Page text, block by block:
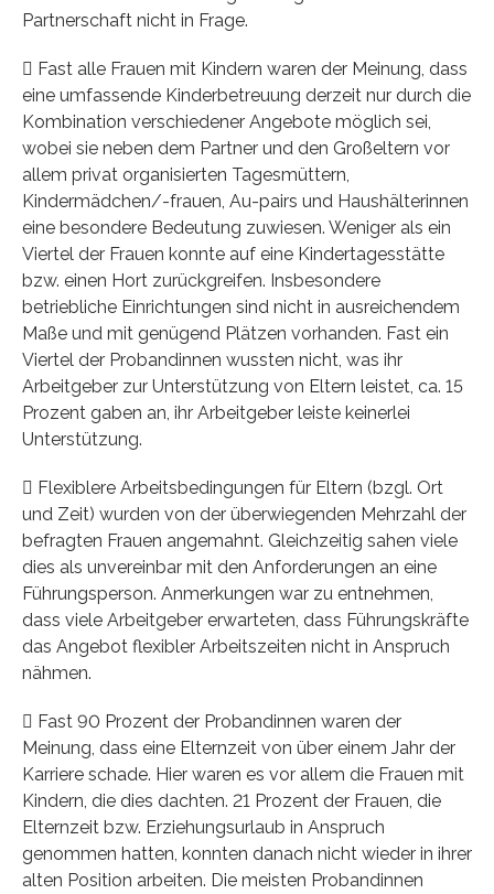
Partnerschaft nicht in Frage.
 Fast alle Frauen mit Kindern waren der Meinung, dass
eine umfassende Kinderbetreuung derzeit nur durch die
Kombination verschiedener Angebote möglich sei,
wobei sie neben dem Partner und den Großeltern vor
allem privat organisierten Tagesmüttern,
Kindermädchen/-frauen, Au-pairs und Haushälterinnen
eine besondere Bedeutung zuwiesen. Weniger als ein
Viertel der Frauen konnte auf eine Kindertagesstätte
bzw. einen Hort zurückgreifen. Insbesondere
betriebliche Einrichtungen sind nicht in ausreichendem
Maße und mit genügend Plätzen vorhanden. Fast ein
Viertel der Probandinnen wussten nicht, was ihr
Arbeitgeber zur Unterstützung von Eltern leistet, ca. 15
Prozent gaben an, ihr Arbeitgeber leiste keinerlei
Unterstützung.
 Flexiblere Arbeitsbedingungen für Eltern (bzgl. Ort
und Zeit) wurden von der überwiegenden Mehrzahl der
befragten Frauen angemahnt. Gleichzeitig sahen viele
dies als unvereinbar mit den Anforderungen an eine
Führungsperson. Anmerkungen war zu entnehmen,
dass viele Arbeitgeber erwarteten, dass Führungskräfte
das Angebot flexibler Arbeitszeiten nicht in Anspruch
nähmen.
 Fast 90 Prozent der Probandinnen waren der
Meinung, dass eine Elternzeit von über einem Jahr der
Karriere schade. Hier waren es vor allem die Frauen mit
Kindern, die dies dachten. 21 Prozent der Frauen, die
Elternzeit bzw. Erziehungsurlaub in Anspruch
genommen hatten, konnten danach nicht wieder in ihrer
alten Position arbeiten. Die meisten Probandinnen